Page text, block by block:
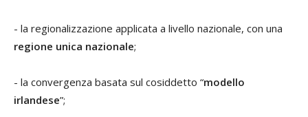
- la regionalizzazione applicata a livello nazionale, con una
regione unica nazionale;
- la convergenza basata sul cosiddetto “modello
irlandese”;